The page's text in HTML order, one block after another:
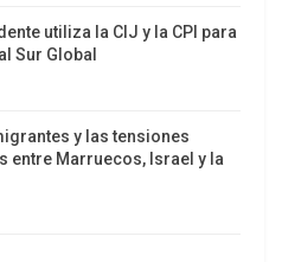
a Trump
utiliza la CIJ y la CPI para
Sur Global
y las tensiones
entre Marruecos, Israel y la